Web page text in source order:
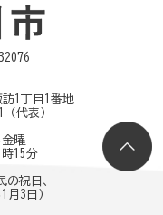
1丁目1番地
（代表）
曜
15分
の祝日、
月3日）